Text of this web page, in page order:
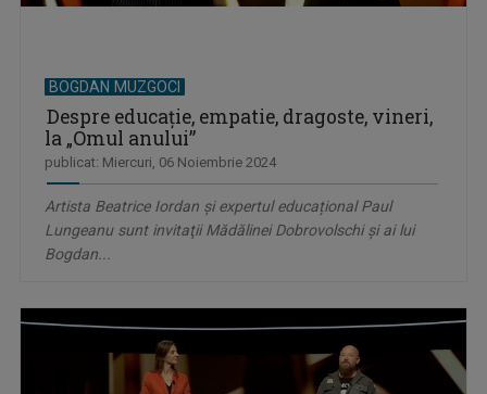
BOGDAN MUZGOCI
Despre educație, empatie, dragoste, vineri,
la „Omul anului”
publicat: Miercuri, 06 Noiembrie 2024
Artista Beatrice Iordan şi expertul educațional Paul
Lungeanu sunt invitaţii Mădălinei Dobrovolschi și ai lui
Bogdan...